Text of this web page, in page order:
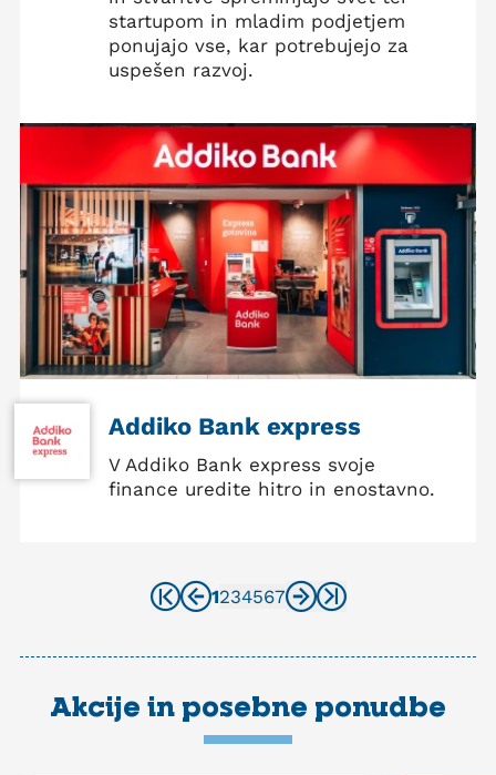
startupom in mladim podjetjem
ponujajo vse, kar potrebujejo za
uspešen razvoj.
Addiko Bank express
V Addiko Bank express svoje
finance uredite hitro in enostavno.
1234567
Akcije in posebne ponudbe